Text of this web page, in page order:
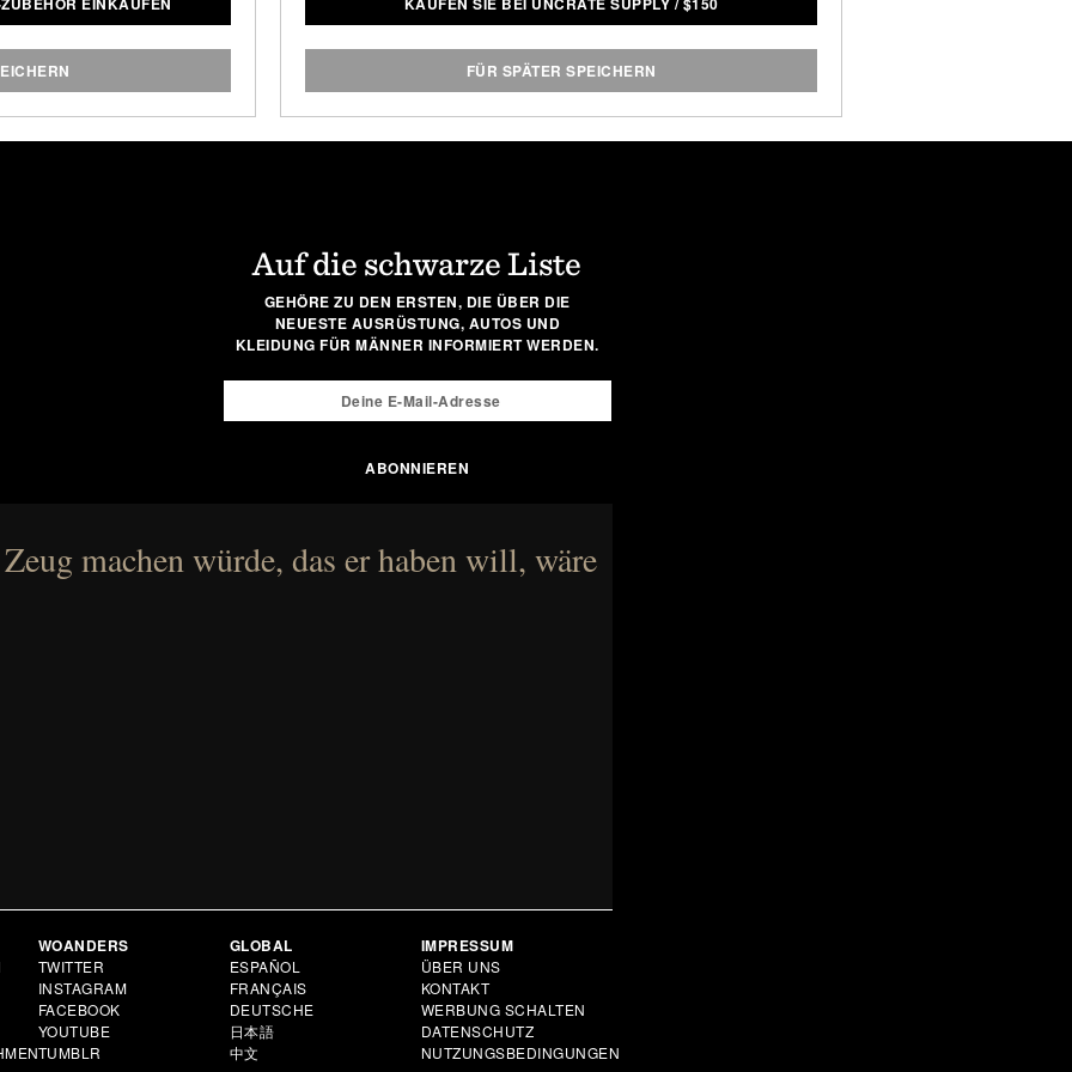
in Behältern im
gut aussehen.
ermöglicht Direkt am Gleichgewichtspunkt für einen
Härte von 58 - so dass es schärfer ist als die meisten seiner
Konkurrenten, so dass es für nahezu jede Küchenaufgabe
FÜR SPÄTER SPEICHERN
Auf die schwarze Liste
GEHÖRE ZU DEN ERSTEN, DIE ÜBER DIE
NEUESTE AUSRÜSTUNG, AUTOS UND
KLEIDUNG FÜR MÄNNER INFORMIERT WERDEN.
machen würde, das er haben will, wäre
WOANDERS
TWITTER
INSTAGRAM
FACEBOOK
YOUTUBE
TUMBLR
GLOBAL
ESPAÑOL
FRANÇAIS
DEUTSCHE
日本語
中文
IMPRESSUM
ÜBER UNS
KONTAKT
WERBUNG SCHALTEN
DATENSCHUTZ
NUTZUNGSBEDINGUNGEN